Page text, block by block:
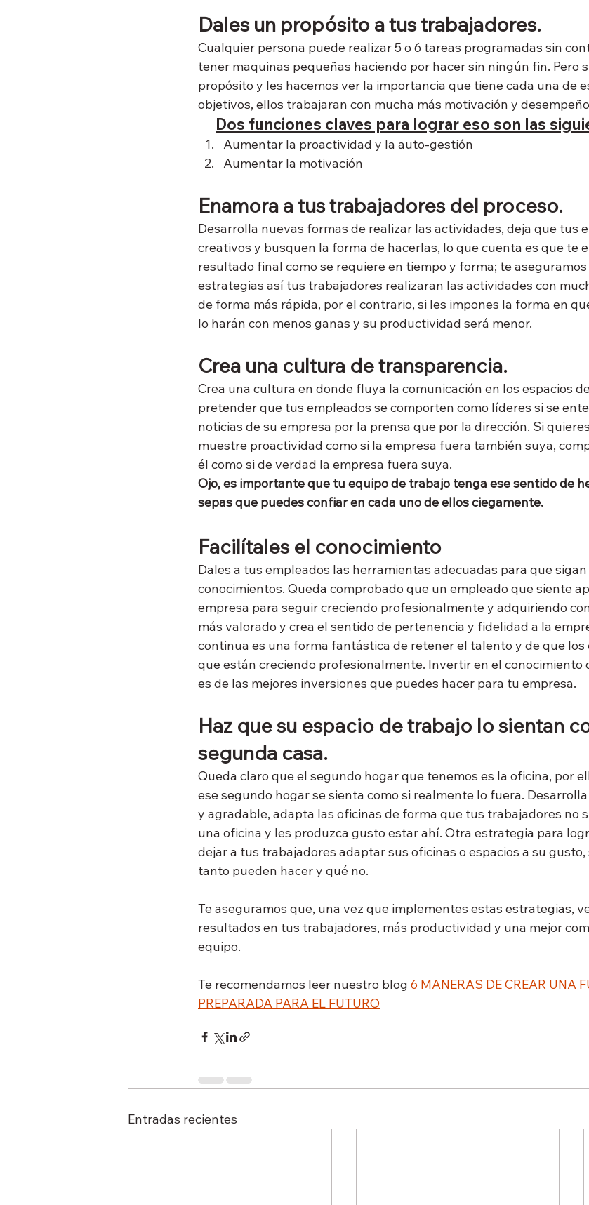
Dales un propósito a tus trabajadores.
Cualquier persona puede realizar 5 o 6 tareas programadas sin
tener maquinas pequeñas haciendo por hacer sin ningún fin. Pero
propósito y les hacemos ver la importancia que tiene cada una de
objetivos, ellos trabajaran con mucha más motivación y
Dos funciones claves para lograr eso son las
Aumentar la proactividad y la auto-gestión
Aumentar la motivación
Enamora a tus trabajadores del proceso.
Desarrolla nuevas formas de realizar las actividades, deja que tus
creativos y busquen la forma de hacerlas, lo que cuenta es que te
resultado final como se requiere en tiempo y forma; te
estrategias así tus trabajadores realizaran las actividades con
de forma más rápida, por el contrario, si les impones la forma en
lo harán con menos ganas y su productividad será menor.
Crea una cultura de transparencia.
Crea una cultura en donde fluya la comunicación en los espacios
pretender que tus empleados se comporten como líderes si se
noticias de su empresa por la prensa que por la dirección. Si
muestre proactividad como si la empresa fuera también suya,
él como si de verdad la empresa fuera suya.
Ojo, es importante que tu equipo de trabajo tenga ese sentido de
sepas que puedes confiar en cada uno de ellos ciegamente.
Facilítales el conocimiento
Dales a tus empleados las herramientas adecuadas para que
conocimientos. Queda comprobado que un empleado que siente
empresa para seguir creciendo profesionalmente y adquiriendo
más valorado y crea el sentido de pertenencia y fidelidad a la
continua es una forma fantástica de retener el talento y de que
que están creciendo profesionalmente. Invertir en el conocimiento
es de las mejores inversiones que puedes hacer para tu empresa.
Haz que su espacio de trabajo lo sientan
segunda casa.
Queda claro que el segundo hogar que tenemos es la oficina, por
ese segundo hogar se sienta como si realmente lo fuera.
y agradable, adapta las oficinas de forma que tus trabajadores no
una oficina y les produzca gusto estar ahí. Otra estrategia para
dejar a tus trabajadores adaptar sus oficinas o espacios a su
tanto pueden hacer y qué no.
Te aseguramos que, una vez que implementes estas estrategias,
resultados en tus trabajadores, más productividad y una mejor
equipo.
Te recomendamos leer nuestro blog 6 MANERAS DE CREAR UNA
PREPARADA PARA EL FUTURO
Entradas recientes